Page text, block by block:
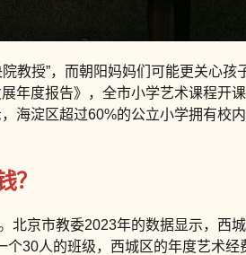
教授”，而朝阳妈妈们可能更关心
年度报告》，全市小学艺术课程开
海淀区超过60%的公立小学拥有
？
北京市教委2023年的数据显示，西
30人的班级，西城区的年度艺术经